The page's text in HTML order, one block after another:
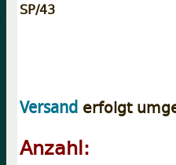
SP/43
Versand erfolgt
Anzahl: